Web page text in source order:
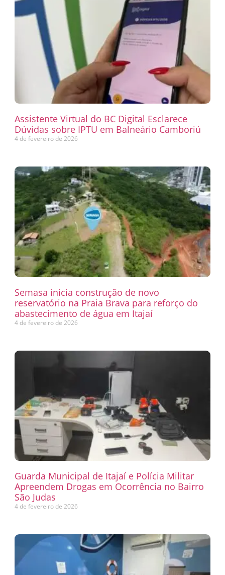
Assistente Virtual do BC Digital Esclarece
Dúvidas sobre IPTU em Balneário Camboriú
4 de fevereiro de 2026
Semasa inicia construção de novo
reservatório na Praia Brava para reforço do
abastecimento de água em Itajaí
4 de fevereiro de 2026
Guarda Municipal de Itajaí e Polícia Militar
Apreendem Drogas em Ocorrência no Bairro
São Judas
4 de fevereiro de 2026